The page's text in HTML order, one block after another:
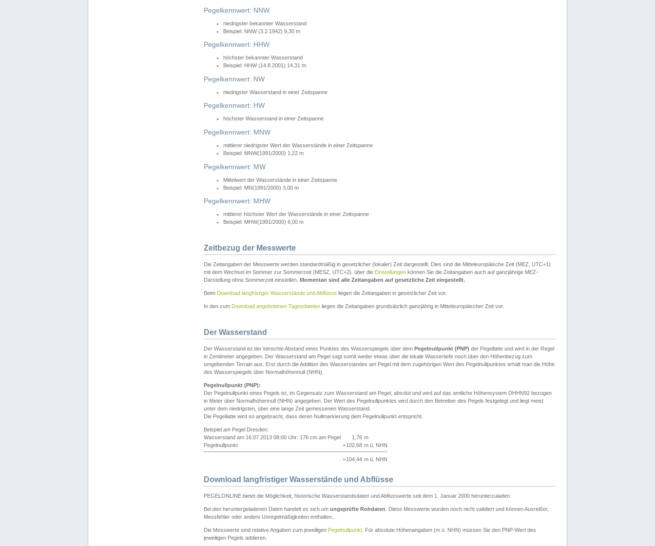
Pegelkennwert: NNW
niedrigster bekannter Wasserstand
Beispiel: NNW (3.2.1942) 9,30 m
Pegelkennwert: HHW
höchster bekannter Wasserstand
Beispiel: HHW (14.8.2001) 14,31 m
Pegelkennwert: NW
niedrigster Wasserstand in einer Zeitspanne
Pegelkennwert: HW
höchster Wasserstand in einer Zeitspanne
Pegelkennwert: MNW
mittlerer niedrigster Wert der Wasserstände in einer Zeitspanne
Beispiel: MNW(1991/2000) 1,22 m
Pegelkennwert: MW
Mittelwert der Wasserstände in einer Zeitspanne
Beispiel: MN(1991/2000) 3,00 m
Pegelkennwert: MHW
mittlerer höchster Wert der Wasserstände in einer Zeitspanne
Beispiel: MHW(1991/2000) 6,00 m
Zeitbezug der Messwerte
Die Zeitangaben der Messwerte werden standardmäßig in gesetzlicher (lokaler) Zeit dargestellt. Dies sind die Mitteleuropäische Zeit (MEZ, UTC+1)
mit dem Wechsel im Sommer zur Sommerzeit (MESZ, UTC+2). über die Einstellungen können Sie die Zeitangaben auch auf ganzjährige MEZ-
Darstellung ohne Sommerzeit einstellen. Momentan sind alle Zeitangaben auf gesetzliche Zeit eingestellt.
Beim Download langfristiger Wasserstände und Abflüsse liegen die Zeitangaben in gesetzlicher Zeit vor.
In den zum Download angebotenen Tagesdateien liegen die Zeitangaben grundsätzlich ganzjährig in Mitteleuropäischer Zeit vor.
Der Wasserstand
Der Wasserstand ist der lotrechte Abstand eines Punktes des Wasserspiegels über dem Pegelnullpunkt (PNP) der Pegellatte und wird in der Regel
in Zentimeter angegeben. Der Wasserstand am Pegel sagt somit weder etwas über die lokale Wassertiefe noch über den Höhenbezug zum
umgebenden Terrain aus. Erst durch die Addition des Wasserstandes am Pegel mit dem zugehörigen Wert des Pegelnullpunktes erhält man die Höhe
des Wasserspiegels über Normalhöhennull (NHN).
Pegelnullpunkt (PNP):
Der Pegelnullpunkt eines Pegels ist, im Gegensatz zum Wasserstand am Pegel, absolut und wird auf das amtliche Höhensystem DHHN92 bezogen
in Meter über Normalhöhennull (NHN) angegeben. Der Wert des Pegelnullpunktes wird durch den Betreiber des Pegels festgelegt und liegt meist
unter dem niedrigsten, über eine lange Zeit gemessenen Wasserstand.
Die Pegellatte wird so angebracht, dass deren Nullmarkierung dem Pegelnullpunkt entspricht.
Beispiel am Pegel Dresden:
Wasserstand am 16.07.2013 08:00 Uhr: 176 cm am Pegel
1,76 m
Pegelnullpunkt
+102,68 m ü. NHN
=104,44 m ü. NHN
Download langfristiger Wasserstände und Abflüsse
PEGELONLINE bietet die Möglichkeit, historische Wasserstandsdaten und Abflusswerte seit dem 1. Januar 2000 herunterzuladen.
Bei den heruntergeladenen Daten handelt es sich um ungeprüfte Rohdaten . Diese Messwerte wurden noch nicht validiert und können Ausreißer,
Messfehler oder andere Unregelmäßigkeiten enthalten.
Die Messwerte sind relative Angaben zum jeweiligen Pegelnullpunkt . Für absolute Höhenangaben (m ü. NHN) müssen Sie den PNP-Wert des
jeweiligen Pegels addieren.